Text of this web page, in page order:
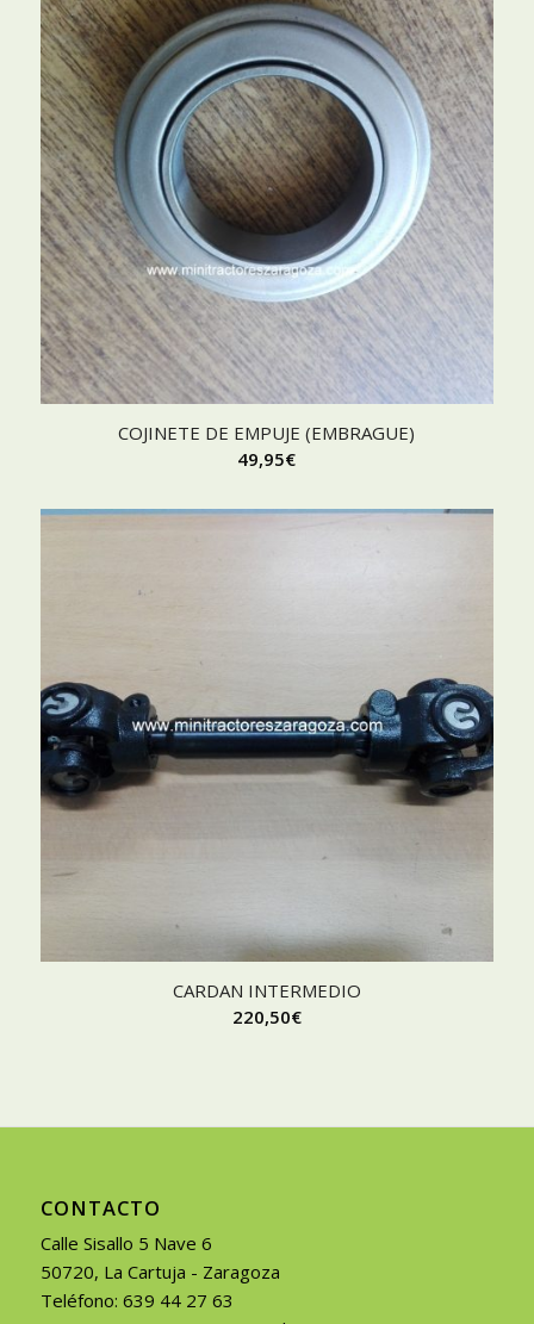
COJINETE DE EMPUJE (EMBRAGUE)
49,95€
CARDAN INTERMEDIO
220,50€
CONTACTO
Calle Sisallo 5 Nave 6
50720, La Cartuja - Zaragoza
Teléfono: 639 44 27 63